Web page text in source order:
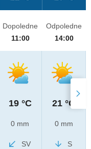
Dopoledne
11:00
19 °C
0 mm
SV
Odpoledne
14:00
21 °C
0 mm
S